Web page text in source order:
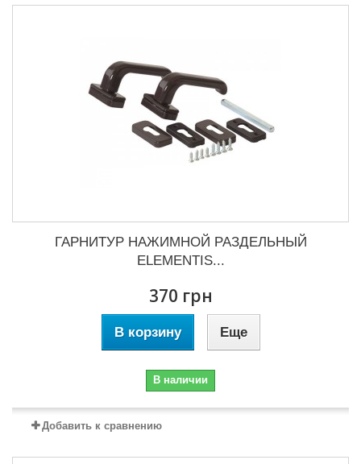
ГАРНИТУР НАЖИМНОЙ РАЗДЕЛЬНЫЙ
ELEMENTIS...
370 грн
В корзину Еще
В наличии
Добавить к сравнению